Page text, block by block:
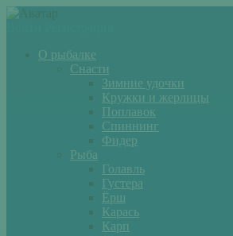
О рыбалке
Снасти
Зимние удочки
Кружки и жерлицы
Поплавок
Спиннинг
Фидер
Рыба
Голавль
Густера
Ёрш
Карась
Карп